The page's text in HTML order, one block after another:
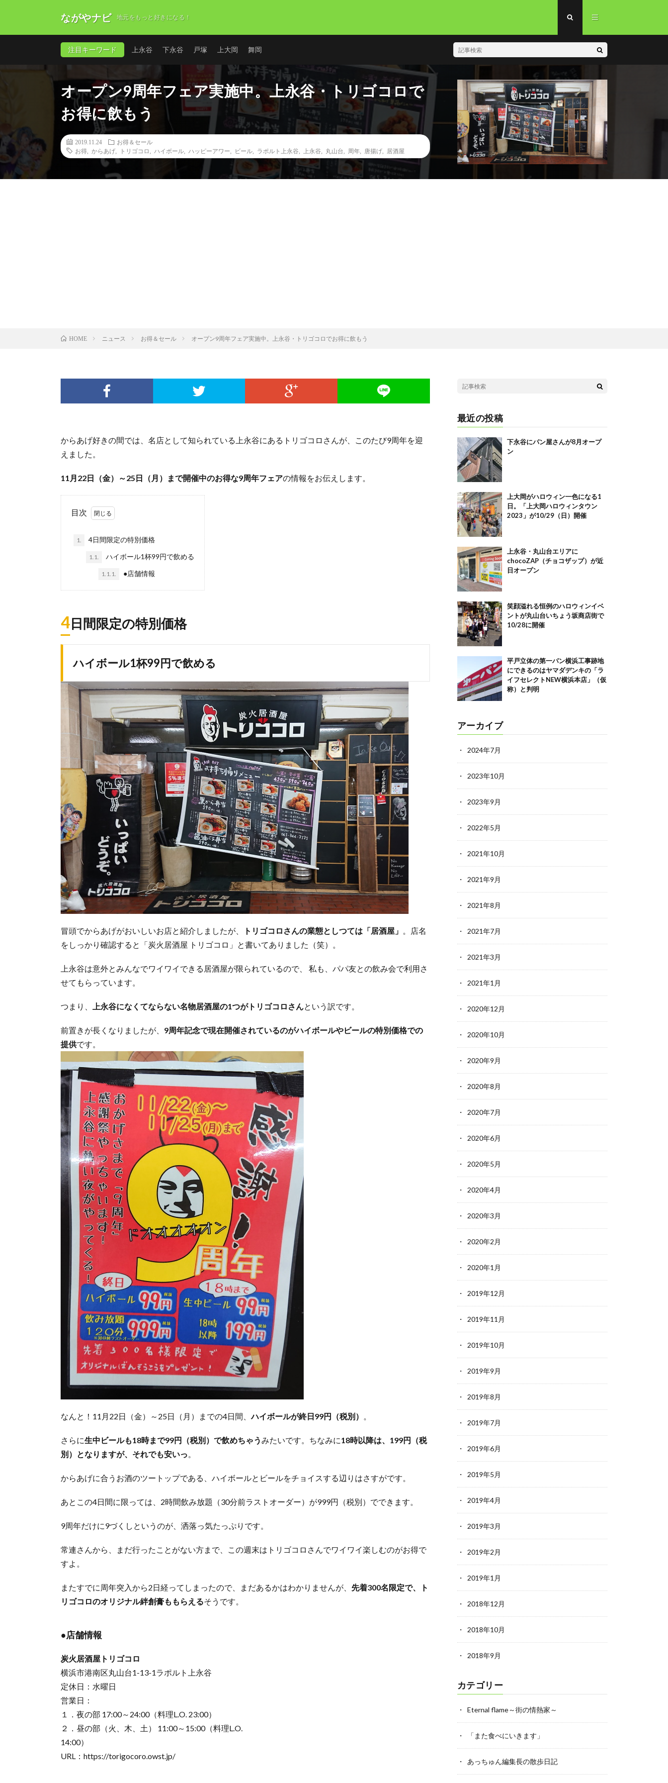
ながやナビ 地元をもっと好きになる！
注目キーワード 上永谷 下永谷 戸塚 上大岡 舞岡
オープン9周年フェア実施中。上永谷・トリゴコロで
お得に飲もう
2019.11.24
お得＆セール
お得
からあげ トリゴコロ ハイボール ハッピーアワー ビール ラポルト上永谷 上永谷 丸山台 周年 唐揚げ 居酒屋
HOME ニュース お得＆セール オープン9周年フェア実施中。上永谷・トリゴコロでお得に飲もう
からあげ好きの間では、名店として知られている上永谷にあるトリゴコロさんが、このたび9周年を迎
えました。
11月22日（金）～25日（月）まで開催中のお得な9周年フェアの情報をお伝えします。
目次
1. 4日間限定の特別価格
1.1. ハイボール1杯99円で飲める
1.1.1. ●店舗情報
4日間限定の特別価格
ハイボール1杯99円で飲める
冒頭でからあげがおいしいお店と紹介しましたが、 トリゴコロさんの業態としつては「居酒屋」 。店名
をしっかり確認すると「炭火居酒屋 トリゴコロ」と書いてありました（笑）。
上永谷は意外とみんなでワイワイできる居酒屋が限られているので、 私も、パパ友との飲み会で利用さ
せてもらっています。
つまり、 上永谷になくてならない名物居酒屋の1つがトリゴコロさんという訳です。
前置きが長くなりましたが、 9周年記念で現在開催されているのがハイボールやビールの特別価格での
提供です。
なんと！11月22日（金）～25日（月）までの4日間、ハイボールが終日99円（税別） 。
さらに生中ビールも18時まで99円（税別）で飲めちゃうみたいです。ちなみに18時以降は、199円（税
別）となりますが、それでも安いっ。
からあげに合うお酒のツートップである、ハイボールとビールをチョイスする辺りはさすがです。
あとこの4日間に限っては、2時間飲み放題（30分前ラストオーダー）が999円（税別）でできます。
9周年だけに9づくしというのが、洒落っ気たっぷりです。
常連さんから、まだ行ったことがない方まで、この週末はトリゴコロさんでワイワイ楽しむのがお得で
すよ。
またすでに周年突入から2日経ってしまったので、まだあるかはわかりませんが、 先着300名限定で、ト
リゴコロのオリジナル絆創膏ももらえるそうです。
●店舗情報
炭火居酒屋トリゴコロ
横浜市港南区丸山台1-13-1ラポルト上永谷
定休日：水曜日
営業日：
１．夜の部 17:00～24:00（料理L.O. 23:00）
２．昼の部（火、木、土） 11:00～15:00（料理L.O.
14:00）
URL：https://torigocoro.owst.jp/
最近の投稿
下永谷にパン屋さんが8月オープ
ン
上大岡がハロウィン一色になる1
日。「上大岡ハロウィンタウン
2023」が10/29（日）開催
上永谷・丸山台エリアに
chocoZAP（チョコザップ）が近
日オープン
笑顔溢れる恒例のハロウィンイベ
ントが丸山台いちょう坂商店街で
10/28に開催
平戸立体の第一パン横浜工事跡地
にできるのはヤマダデンキの「ラ
イフセレクトNEW横浜本店」（仮
称）と判明
アーカイブ
2024年7月
2023年10月
2023年9月
2022年5月
2021年10月
2021年9月
2021年8月
2021年7月
2021年3月
2021年1月
2020年12月
2020年10月
2020年9月
2020年8月
2020年7月
2020年6月
2020年5月
2020年4月
2020年3月
2020年2月
2020年1月
2019年12月
2019年11月
2019年10月
2019年9月
2019年8月
2019年7月
2019年6月
2019年5月
2019年4月
2019年3月
2019年2月
2019年1月
2018年12月
2018年10月
2018年9月
カテゴリー
Eternal flame～街の情熱家～
「また食べにいきます」
あっちゅん編集長の散歩日記